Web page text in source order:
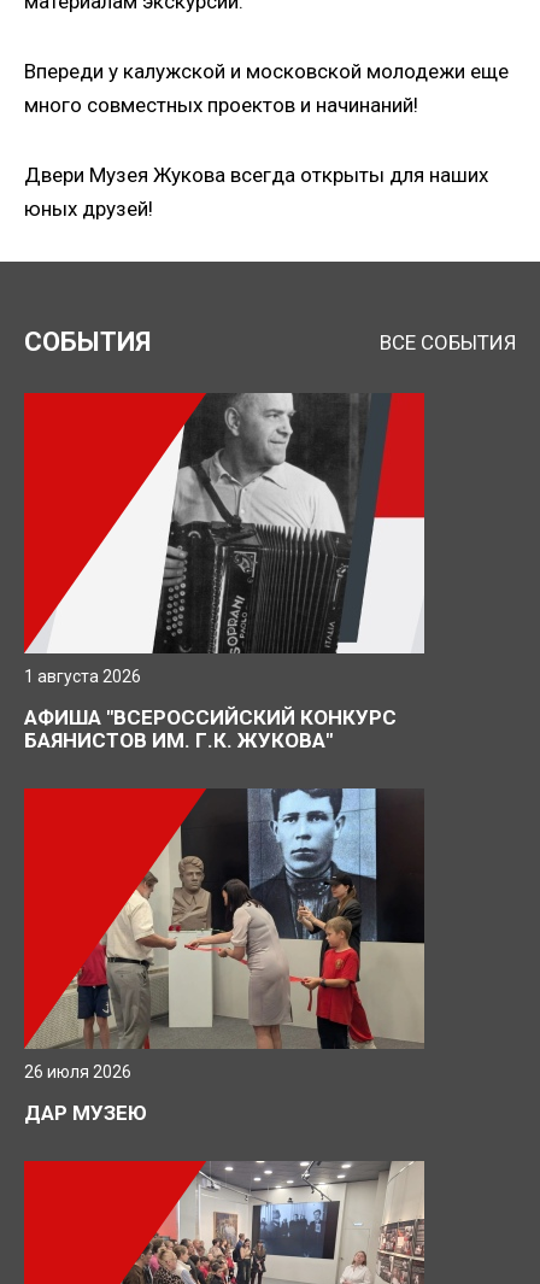
Впереди у калужской и московской молодежи еще
много совместных проектов и начинаний!
Двери Музея Жукова всегда открыты для наших
юных друзей!
СОБЫТИЯ ВСЕ СОБЫТИЯ
1 августа 2026
АФИША "ВСЕРОССИЙСКИЙ КОНКУРС
БАЯНИСТОВ ИМ. Г.К. ЖУКОВА"
26 июля 2026
ДАР МУЗЕЮ